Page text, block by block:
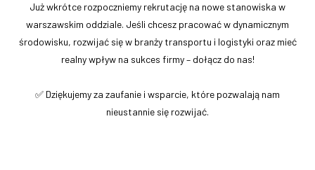
Już wkrótce rozpoczniemy rekrutację na nowe stanowiska w
warszawskim oddziale. Jeśli chcesz pracować w dynamicznym
środowisku, rozwijać się w branży transportu i logistyki oraz mieć
realny wpływ na sukces firmy – dołącz do nas!
✅ Dziękujemy za zaufanie i wsparcie, które pozwalają nam
nieustannie się rozwijać.